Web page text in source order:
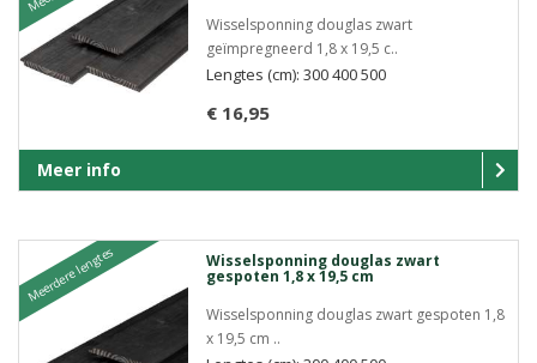
Wisselsponning douglas zwart
geïmpregneerd 1,8 x 19,5 c..
€ 16,95
Lengtes (cm): 300 400 500
Meer info
Meerdere lengtes Wisselsponning douglas zwart
gespoten 1,8 x 19,5 cm
Wisselsponning douglas zwart gespoten 1,8
x 19,5 cm ..